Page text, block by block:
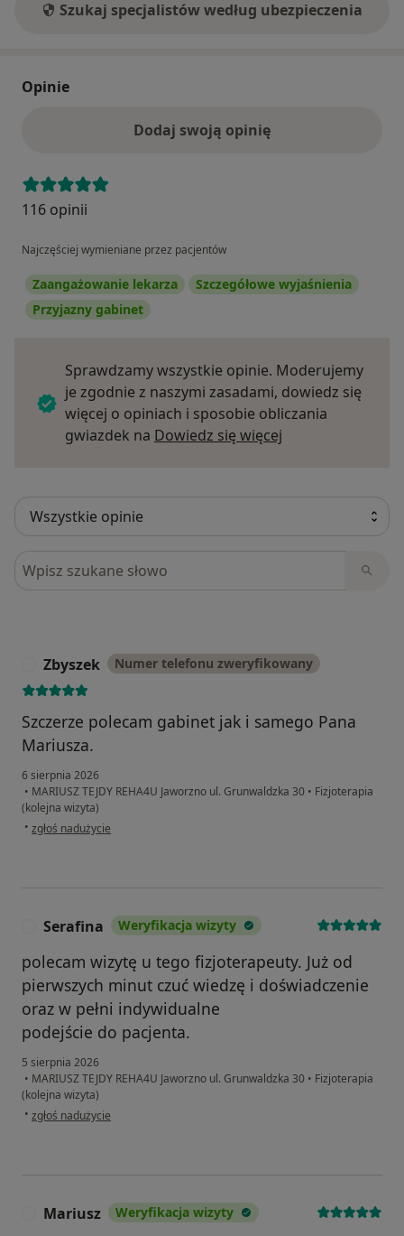
Szukaj specjalistów według ubezpieczenia
Opinie
Dodaj swoją opinię
116 opinii
Najczęściej wymieniane przez pacjentów
Zaangażowanie lekarza
Szczegółowe wyjaśnienia
Przyjazny gabinet
Sprawdzamy wszystkie opinie. Moderujemy
je zgodnie z naszymi zasadami, dowiedz się
więcej o opiniach i sposobie obliczania
gwiazdek na Dowiedz się więcej
Szukaj w opiniach
Zbyszek Numer telefonu zweryfikowany
Szczerze polecam gabinet jak i samego Pana
Mariusza.
6 sierpnia 2026
• MARIUSZ TEJDY REHA4U Jaworzno ul. Grunwaldzka 30 • Fizjoterapia
(kolejna wizyta)
• w opinii użytkownika Zbyszek
zgłoś nadużycie
Serafina Weryfikacja wizyty
polecam wizytę u tego fizjoterapeuty. Już od
pierwszych minut czuć wiedzę i doświadczenie
oraz w pełni indywidualne
podejście do pacjenta.
5 sierpnia 2026
• MARIUSZ TEJDY REHA4U Jaworzno ul. Grunwaldzka 30 • Fizjoterapia
(kolejna wizyta)
• w opinii użytkownika Serafina
zgłoś nadużycie
Mariusz Weryfikacja wizyty